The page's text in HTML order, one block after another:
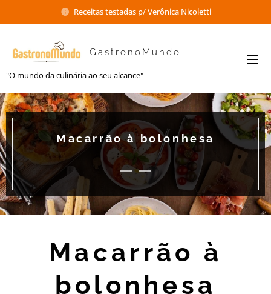
Receitas testadas p/ Verônica Nicoletti
GastronoMundo
"O mundo da culinária ao seu alcance"
Macarrão à bolonhesa
Macarrão à
bolonhesa